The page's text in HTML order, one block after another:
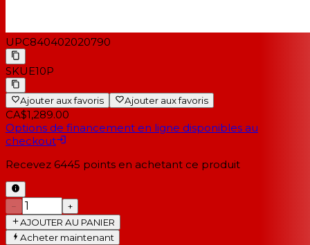
UPC840402020790
SKUE10P
Ajouter aux favoris Ajouter aux favoris
CA$1,289.00
Options de financement en ligne disponibles au
checkout
Recevez 6445 points en achetant ce produit
−
+
AJOUTER AU PANIER
Acheter maintenant